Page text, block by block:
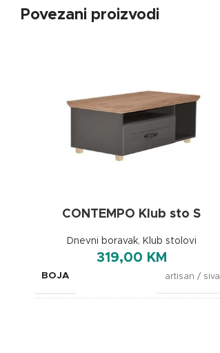
Povezani proizvodi
CONTEMPO Klub sto S
Dnevni boravak, Klub stolovi
319,00 KM
BOJA artisan / siva